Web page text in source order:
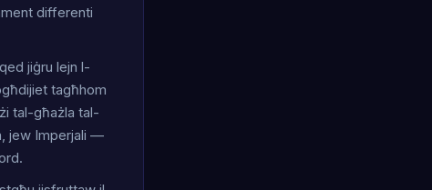
differenti
jiġru lejn l-
tagħhom
tal-għażla tal-
jew Imperjali —